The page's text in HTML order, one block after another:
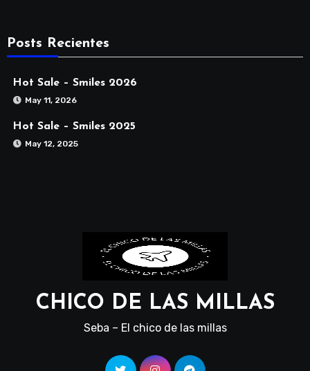
Posts Recientes
Hot Sale – Smiles 2026
May 11, 2026
Hot Sale – Smiles 2025
May 12, 2025
CHICO DE LAS MILLAS
Seba – El chico de las millas